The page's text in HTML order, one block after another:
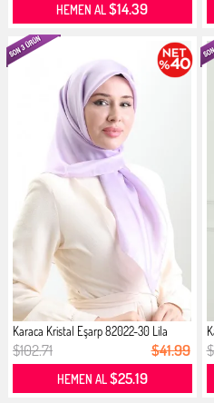
HEMEN AL$14.39
Karaca Kristal Eşarp 82022-30 Lila
$102.71 $41.99
HEMEN AL$25.19